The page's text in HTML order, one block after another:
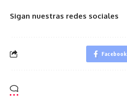
Sigan nuestras redes sociales
Facebook